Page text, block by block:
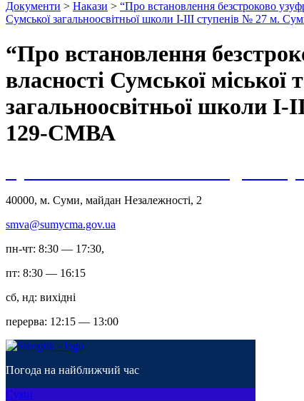
Документи > Накази > “Про встановлення безстроково
Сумської загальноосвітньої школи І-ІІІ ступенів № 27 м.
“Про встановлення
власності Сумської
загальноосвітньої школи
129-СМВА
40000, м. Суми, майдан Незалежності, 2
smva@sumycma.gov.ua
пн-чт: 8:30 — 17:30,
пт: 8:30 — 16:15
сб, нд: вихідні
перерва: 12:15 — 13:00
Погода на найближчий час
Суми